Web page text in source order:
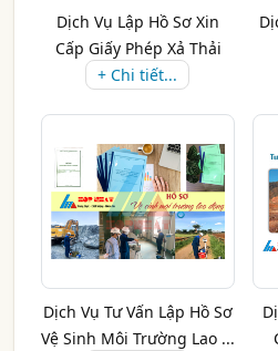
Dịch Vụ Lập Hồ Sơ Xin
Cấp Giấy Phép Xả Thải
+ Chi tiết...
Dịch Vụ Tư Vấn Lập Hồ Sơ
Vệ Sinh Môi Trường Lao ...